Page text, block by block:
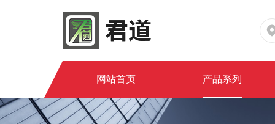
网站首页 产品系列